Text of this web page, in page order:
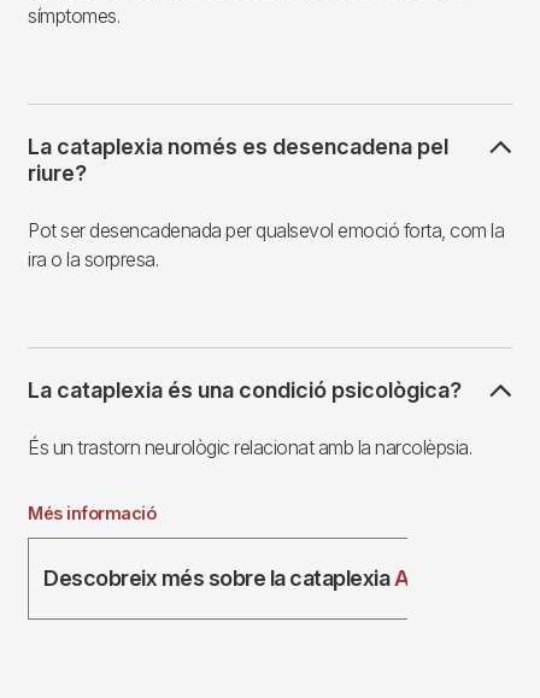
símptomes.
La cataplexia només es desencadena pel
riure?
Pot ser desencadenada per qualsevol emoció forta, com la
ira o la sorpresa.
La cataplexia és una condició psicològica?
És un trastorn neurològic relacionat amb la narcolèpsia.
Més informació
Descobreix més sobre la cataplexiaAQUÍ